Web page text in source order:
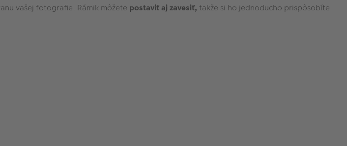
vašej fotografie. Rámik môžete postaviť aj zavesiť, takže si ho jednoducho prispôsobíte